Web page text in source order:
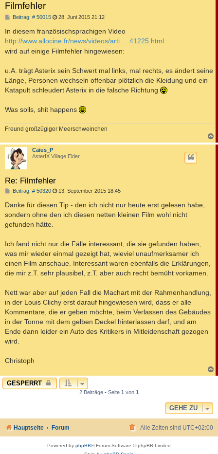
Filmfehler
Beitrag: # 50015B
i
t
r
a
g
28. Juni 2015 21:12
In diesem französischsprachigen Video
http://www.allocine.fr/news/videos/arti ... 41225.html
wird auf einige Filmfehler hingewiesen:
u.A. trägt Asterix sein Schwert mal links, mal rechts, es ändert seine
Länge, Personen wechseln offenbar plötzlich die Kleidung und ein
Katapult schleudert Asterix in die falsche Richtung
Was solls, shit happens
Freund großzügiger Meerschweinchen
a
Caius_P
AsterIX Village Elder
Re: Filmfehler
Beitrag: # 50320B
i
t
r
g
13. September 2015 18:45
Danke für diesen Tip - den ich nicht nur heute erst gelesen habe,
sondern ohne den ich diesen netten kleinen Film wohl nicht
gefunden hätte.
Ich fand nicht nur die Fälle interessant, die sie gefunden haben,
was mir wieder einmal gezeigt hat, wieviel unaufmerksamer ich
einen Film anschaue. Interessant waren ebenfalls die Erklärungen,
die mir z.T. sehr plausibel, z.T. aber auch recht bemüht vorkamen.
Nett war aber auf jeden Fall die Machart mit der Rahmenhandlung,
in der Louis Clichy erst darauf hingewiesen wird, dass er alle
Kommentare, die er geben möchte, beim Verlassen des Gebäudes
in der Tonne mit dem gelben Deckel hinterlassen darf, und am
Ende dann leider ein Auto des Kritikers in Mitleidenschaft gezogen
wird.
Christoph
a
GESPERRT
2 Beiträge • Seite 1 von 1
GEHE ZU
Hauptseite Forum Alle Zeiten sind UTC+02:00
Powered by phpBB® Forum Software © phpBB Limited